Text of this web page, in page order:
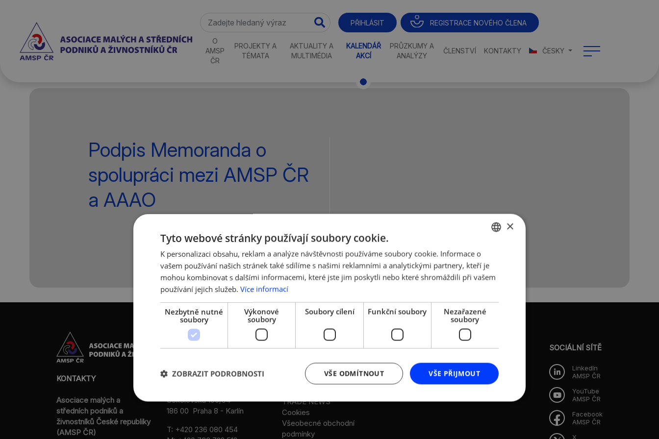
PŘIHLÁSIT REGISTRACE NOVÉHO ČLENA
O
AMSP
ČR
PROJEKTY A
TÉMATA
AKTUALITY A
MULTIMÉDIA
KALENDÁŘ
AKCÍ
PRŮZKUMY A
ANALÝZY
ČLENSTVÍ KONTAKTY ČESKY
Podpis Memoranda o
spolupráci mezi AMSP ČR
a AAAO
KONTAKTY
Asociace malých a
středních podniků a
živnostníků České republiky
(AMSP ČR)
Sokolovská 100/94
186 00 Praha 8 - Karlín
T: +420 236 080 454
DALŠÍ ODKAZY
Stanovy AMSP ČR
Reference
TRADE NEWS
Cookies
Všeobecné obchodní
podmínky
LEGISLATIVA
Legislativní rada
Legislativní návrhy
O AMSP ČR
Představenstvo
SOCIÁLNÍ SÍTĚ
LinkedIn
AMSP ČR
YouTube
AMSP ČR
Facebook
AMSP ČR
X
ENGLISH
×
Tyto webové stránky používají soubory cookie.
K personalizaci obsahu, reklam a analýze návštěvnosti používáme soubory cookie. Informace o
vašem používání našich stránek také sdílíme s našimi reklamními a analytickými partnery, kteří je
mohou kombinovat s dalšími informacemi, které jste jim poskytli nebo které shromáždili při vašem
používání jejich služeb. Více informací
Nezbytně nutné
soubory
Výkonové
soubory
Soubory cílení Funkční soubory
Nezařazené
soubory
VŠE PŘIJMOUT
VŠE ODMÍTNOUT
ZOBRAZIT PODROBNOSTI